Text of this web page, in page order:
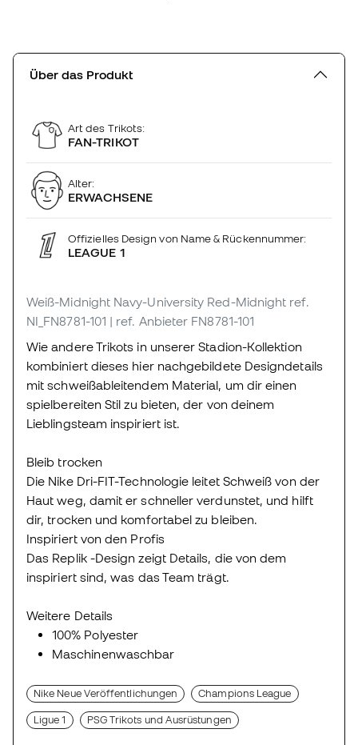
Über das Produkt
Art des Trikots:
FAN-TRIKOT
Alter:
ERWACHSENE
Offizielles Design von Name & Rückennummer:
LEAGUE 1
Weiß-Midnight Navy-University Red-Midnight ref.
NI_FN8781-101 | ref. Anbieter FN8781-101
Wie andere Trikots in unserer Stadion-Kollektion
kombiniert dieses hier nachgebildete Designdetails
mit schweißableitendem Material, um dir einen
spielbereiten Stil zu bieten, der von deinem
Lieblingsteam inspiriert ist.
Bleib trocken
Die Nike Dri-FIT-Technologie leitet Schweiß von der
Haut weg, damit er schneller verdunstet, und hilft
dir, trocken und komfortabel zu bleiben.
Inspiriert von den Profis
Das Replik -Design zeigt Details, die von dem
inspiriert sind, was das Team trägt.
Weitere Details
100% Polyester
Maschinenwaschbar
Nike Neue Veröffentlichungen Champions League
Ligue 1 PSG Trikots und Ausrüstungen